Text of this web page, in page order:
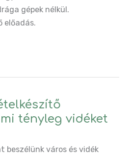
gépek nélkül.
előadás.
tényleg vidéket
beszélünk város és vidék